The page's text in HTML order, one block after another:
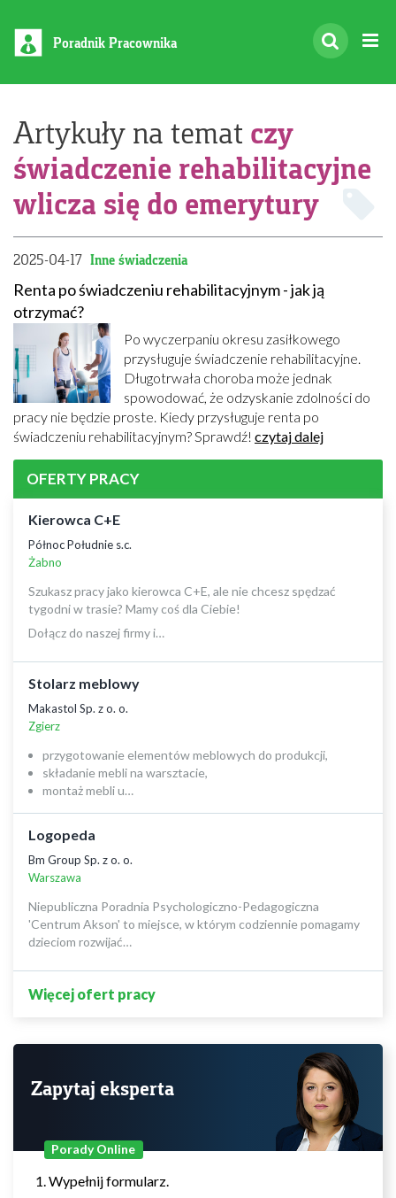
Poradnik Pracownika
Artykuły na temat czy
świadczenie rehabilitacyjne
wlicza się do emerytury
2025-04-17 Inne świadczenia
Renta po świadczeniu rehabilitacyjnym - jak ją
otrzymać?
Po wyczerpaniu okresu zasiłkowego
przysługuje świadczenie rehabilitacyjne.
Długotrwała choroba może jednak
spowodować, że odzyskanie zdolności do
pracy nie będzie proste. Kiedy przysługuje renta po
świadczeniu rehabilitacyjnym? Sprawdź! czytaj dalej
OFERTY PRACY
Kierowca C+E
Północ Południe s.c.
Żabno
Szukasz pracy jako kierowca C+E, ale nie chcesz spędzać
tygodni w trasie? Mamy coś dla Ciebie!
Dołącz do naszej firmy i…
Stolarz meblowy
Makastol Sp. z o. o.
Zgierz
przygotowanie elementów meblowych do produkcji,
składanie mebli na warsztacie,
montaż mebli u…
Logopeda
Bm Group Sp. z o. o.
Warszawa
Niepubliczna Poradnia Psychologiczno-Pedagogiczna
'Centrum Akson' to miejsce, w którym codziennie pomagamy
dzieciom rozwijać…
Więcej ofert pracy
Zapytaj eksperta
Porady Online
Wypełnij formularz.